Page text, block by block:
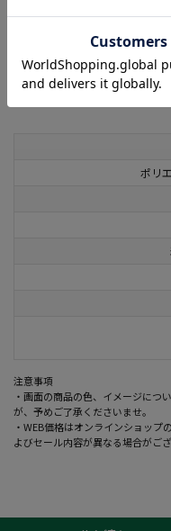
ポリ
注意事項
・画面の商品の色、イメージにつ
が、予めご了承くださいませ。
・WEB価格はオンラインショッ
よびセール内容が異なる場合がござ
この商品に関するお問い合